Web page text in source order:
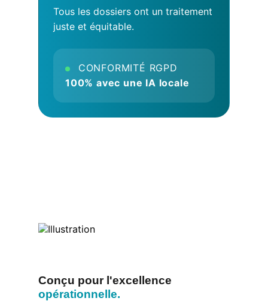
Tous les dossiers ont un traitement
juste et équitable.
CONFORMITÉ RGPD
100% avec une IA locale
Conçu pour l'excellence
opérationnelle.